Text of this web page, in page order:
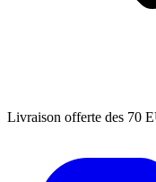
Livraison offerte des 70